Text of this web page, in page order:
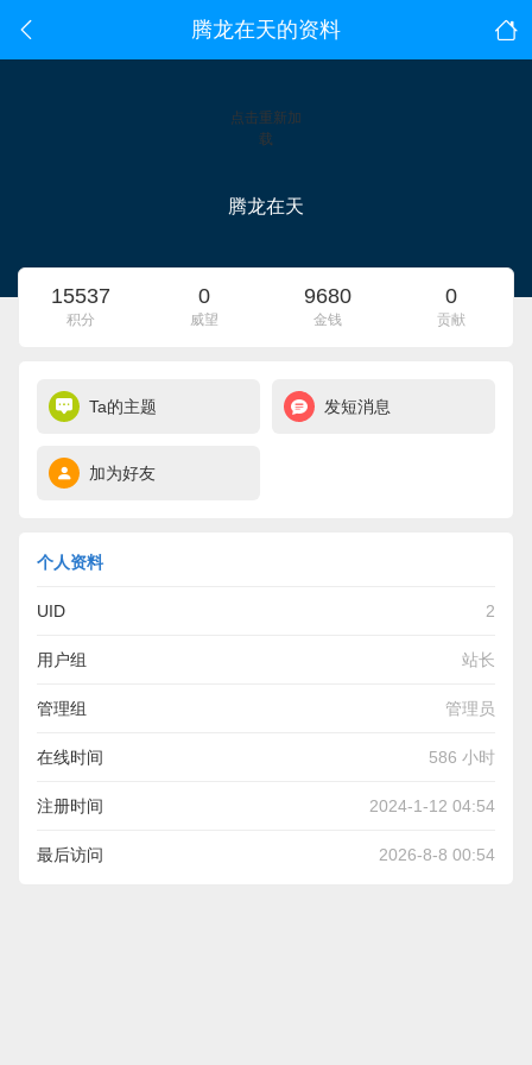
腾龙在天的资料
点击重新加
载
腾龙在天
15537
积分
0
威望
9680
金钱
0
贡献
Ta的主题 发短消息
加为好友
个人资料
UID 2
用户组 站长
管理组 管理员
在线时间 586 小时
注册时间 2024-1-12 04:54
最后访问 2026-8-8 00:54